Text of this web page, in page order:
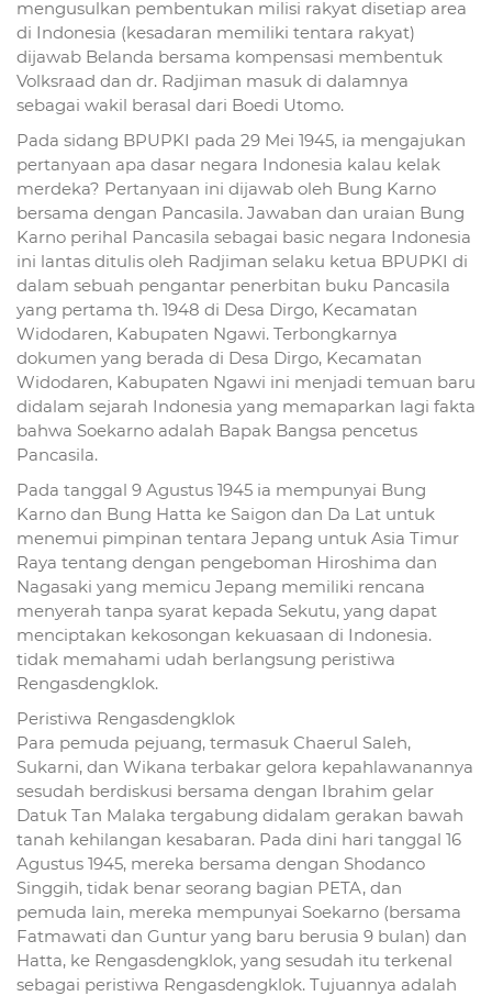
mengusulkan pembentukan milisi rakyat disetiap area
di Indonesia (kesadaran memiliki tentara rakyat)
dijawab Belanda bersama kompensasi membentuk
Volksraad dan dr. Radjiman masuk di dalamnya
sebagai wakil berasal dari Boedi Utomo.
Pada sidang BPUPKI pada 29 Mei 1945, ia mengajukan
pertanyaan apa dasar negara Indonesia kalau kelak
merdeka? Pertanyaan ini dijawab oleh Bung Karno
bersama dengan Pancasila. Jawaban dan uraian Bung
Karno perihal Pancasila sebagai basic negara Indonesia
ini lantas ditulis oleh Radjiman selaku ketua BPUPKI di
dalam sebuah pengantar penerbitan buku Pancasila
yang pertama th. 1948 di Desa Dirgo, Kecamatan
Widodaren, Kabupaten Ngawi. Terbongkarnya
dokumen yang berada di Desa Dirgo, Kecamatan
Widodaren, Kabupaten Ngawi ini menjadi temuan baru
didalam sejarah Indonesia yang memaparkan lagi fakta
bahwa Soekarno adalah Bapak Bangsa pencetus
Pancasila.
Pada tanggal 9 Agustus 1945 ia mempunyai Bung
Karno dan Bung Hatta ke Saigon dan Da Lat untuk
menemui pimpinan tentara Jepang untuk Asia Timur
Raya tentang dengan pengeboman Hiroshima dan
Nagasaki yang memicu Jepang memiliki rencana
menyerah tanpa syarat kepada Sekutu, yang dapat
menciptakan kekosongan kekuasaan di Indonesia.
tidak memahami udah berlangsung peristiwa
Rengasdengklok.
Peristiwa Rengasdengklok
Para pemuda pejuang, termasuk Chaerul Saleh,
Sukarni, dan Wikana terbakar gelora kepahlawanannya
sesudah berdiskusi bersama dengan Ibrahim gelar
Datuk Tan Malaka tergabung didalam gerakan bawah
tanah kehilangan kesabaran. Pada dini hari tanggal 16
Agustus 1945, mereka bersama dengan Shodanco
Singgih, tidak benar seorang bagian PETA, dan
pemuda lain, mereka mempunyai Soekarno (bersama
Fatmawati dan Guntur yang baru berusia 9 bulan) dan
Hatta, ke Rengasdengklok, yang sesudah itu terkenal
sebagai peristiwa Rengasdengklok. Tujuannya adalah